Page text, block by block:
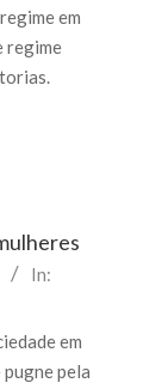
em
regime
In:
em
pela